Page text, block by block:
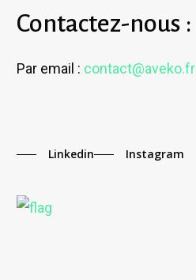
Contactez-nous :
Par email : contact@aveko.fr
Linkedin Instagram